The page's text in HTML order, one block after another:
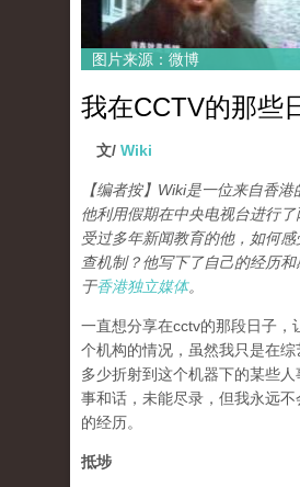
图片来源：微博
我在CCTV的那些
文/ Wiki
【编者按】Wiki是一位来自香港
他利用假期在中央电视台进行了
受过多年新闻教育的他，如何
查机制？他写下了自己的经历
于香港独立媒体。
一直想分享在cctv的那段日子，
个机构的情况，虽然我只是在综
多少折射到这个机器下的某些
事和话，未能尽录，但我永远不
的经历。
抵埗